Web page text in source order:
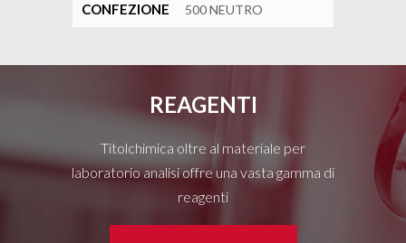
CONFEZIONE
500 NEUTRO
REAGENTI
Titolchimica oltre al materiale per
laboratorio analisi offre una vasta gamma di
reagenti